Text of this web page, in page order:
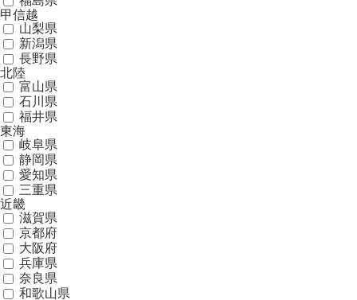
甲信越
山梨県
新潟県
長野県
北陸
富山県
石川県
福井県
東海
岐阜県
静岡県
愛知県
三重県
近畿
滋賀県
京都府
大阪府
兵庫県
奈良県
和歌山県